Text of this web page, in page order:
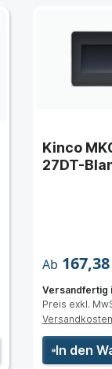
Kinco
27DT-
Ab
Versandfertig
Lieferzeit 3
Preis exkl.
Versandkosten
In den